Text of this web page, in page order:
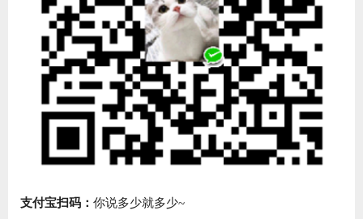
支付宝扫码： 你说多少就多少~